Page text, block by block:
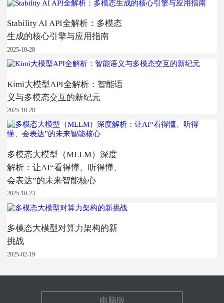
Stability AI API全解析：多模态
生成的核心引擎与应用指南
2025-10-28
Kimi大模型API全解析：智能语
义与多模态交互的新纪元
2025-10-28
多模态大模型（MLLM）深度
解析：让AI“看得懂、听得懂、
会表达”的未来智能核心
2025-10-23
多模态大模型对算力架构的新
挑战
2025-02-19
电脑版